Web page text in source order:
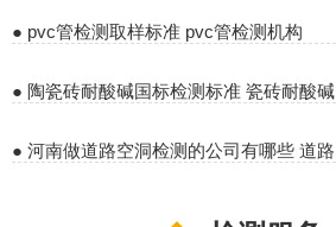
● pvc管检测取样标准 pvc管检测机构